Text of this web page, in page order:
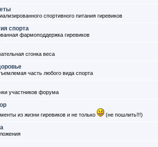
спортивного питания гиревиков
спорта
фармоподдержка гиревиков
сгонка веса
часть любого вида спорта
участников форума
из жизни гиревиков и не только (не пошлить!!!)